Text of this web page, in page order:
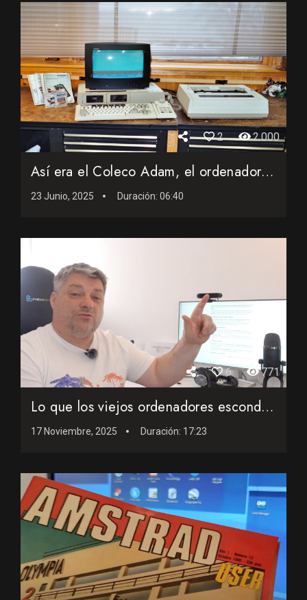
2 2.000
Así era el Coleco Adam, el ordenador que al encender podía...
23 Junio, 2025 Duración: 06:40
6 771
Lo que los viejos ordenadores escondían… y nunca supiste
17 Noviembre, 2025 Duración: 17:23